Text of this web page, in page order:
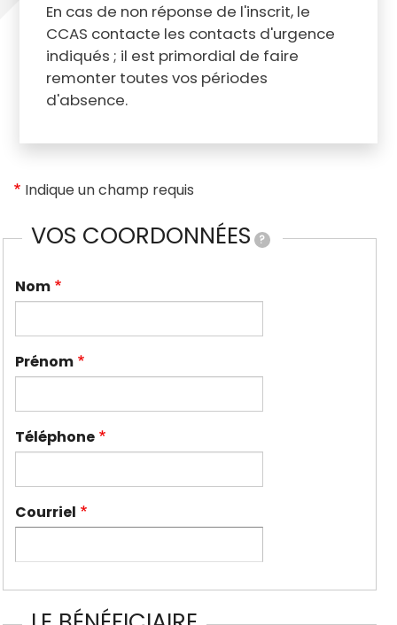
En cas de non réponse de l'inscrit, le
CCAS contacte les contacts d'urgence
indiqués ; il est primordial de faire
remonter toutes vos périodes
d'absence.
Indique un champ requis
VOS COORDONNÉES ?
Nom
Prénom
Téléphone
Courriel